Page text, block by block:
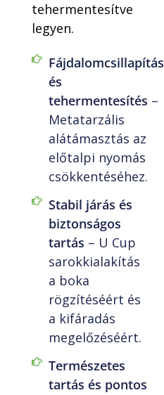
tehermentesítve
legyen.
Fájdalomcsillapítás
és
tehermentesítés –
Metatarzális
alátámasztás az
előtalpi nyomás
csökkentéséhez.
Stabil járás és
biztonságos
tartás – U Cup
sarokkialakítás
a boka
rögzítéséért és
a kifáradás
megelőzéséért.
Természetes
tartás és pontos